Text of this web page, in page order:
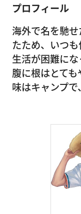
プロフィール
海外で名を馳
たため、いつ
生活が困難に
腹に根はとて
味はキャンプで